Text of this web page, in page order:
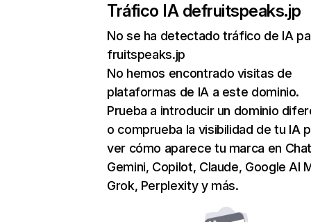
Tráfico IA defruitspeaks.jp
No se ha detectado tráfico de IA
fruitspeaks.jp
No hemos encontrado visitas de
plataformas de IA a este dominio.
Prueba a introducir un dominio
o comprueba la visibilidad de tu IA
ver cómo aparece tu marca en
Gemini, Copilot, Claude, Google AI
Grok, Perplexity y más.